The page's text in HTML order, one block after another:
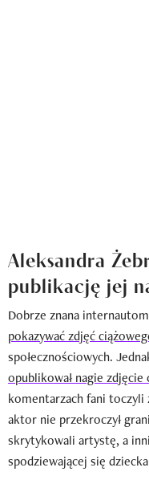
Aleksandra
publikację jej
Dobrze znana internautom
pokazywać zdjęć
społecznościowych.
opublikował nagie zdjęcie
komentarzach fani toczyli
aktor nie przekroczył
skrytykowali artystę, a
spodziewającej się